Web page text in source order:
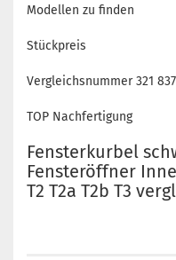
Modellen zu finden
Stückpreis
Vergleichsnummer 321
TOP Nachfertigung
Fensterkurbel
Fensteröffner
T2 T2a T2b T3